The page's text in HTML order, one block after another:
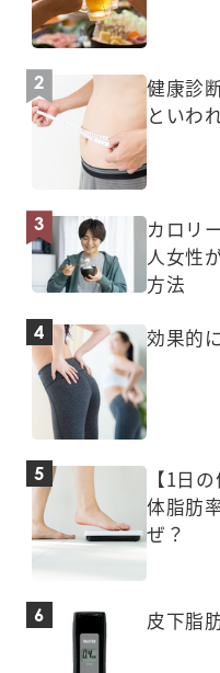
健康診
といわ
カロリ
人女性
方法
効果的
【1日
体脂肪
ぜ？
皮下脂